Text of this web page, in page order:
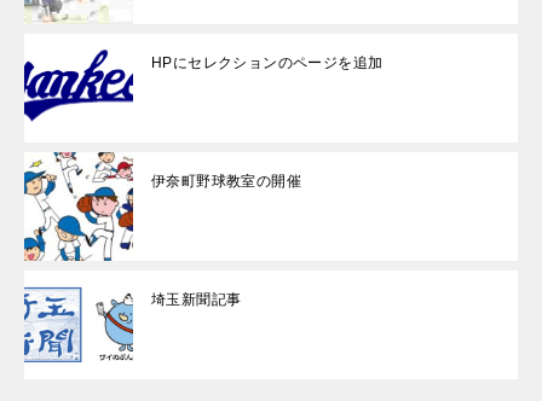
HPにセレクションのページを追加
伊奈町野球教室の開催
埼玉新聞記事